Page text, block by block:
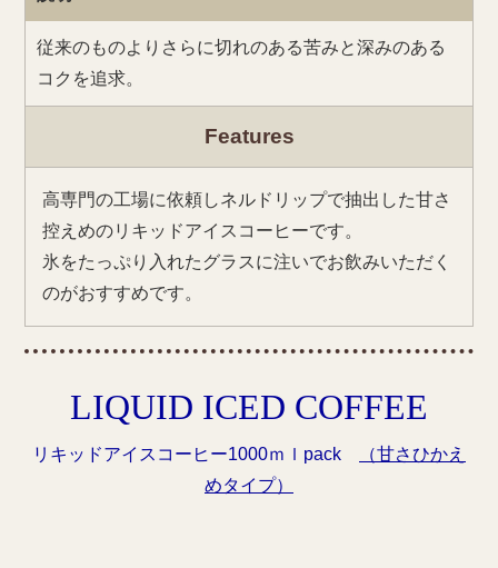
従来のものよりさらに切れのある苦みと深みのある
コクを追求。
Features
高専門の工場に依頼しネルドリップで抽出した甘さ
控えめのリキッドアイスコーヒーです。
氷をたっぷり入れたグラスに注いでお飲みいただく
のがおすすめです。
LIQUID ICED COFFEE
リキッドアイスコーヒー1000ｍｌpack
（甘さひかえ
めタイプ）